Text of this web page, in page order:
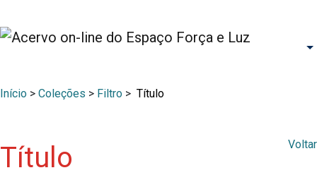
Início > Coleções > Filtro > Título
Título Voltar